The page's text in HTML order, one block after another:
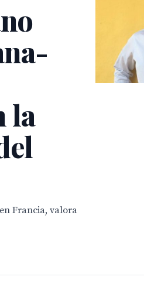
la
Francia, valora